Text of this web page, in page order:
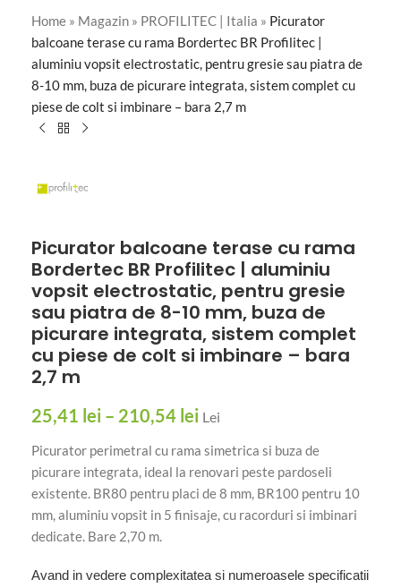
Home » Magazin » PROFILITEC | Italia » Picurator
balcoane terase cu rama Bordertec BR Profilitec |
aluminiu vopsit electrostatic, pentru gresie sau piatra de
8-10 mm, buza de picurare integrata, sistem complet cu
piese de colt si imbinare – bara 2,7 m
Picurator balcoane terase cu rama
Bordertec BR Profilitec | aluminiu
vopsit electrostatic, pentru gresie
sau piatra de 8-10 mm, buza de
picurare integrata, sistem complet
cu piese de colt si imbinare – bara
2,7 m
25,41 lei – 210,54 lei Lei
Picurator perimetral cu rama simetrica si buza de
picurare integrata, ideal la renovari peste pardoseli
existente. BR80 pentru placi de 8 mm, BR100 pentru 10
mm, aluminiu vopsit in 5 finisaje, cu racorduri si imbinari
dedicate. Bare 2,70 m.
Avand in vedere complexitatea si numeroasele specificatii